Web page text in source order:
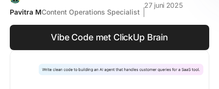
Pavitra MContent Operations Specialist
27 juni 2025
Vibe Code met ClickUp Brain